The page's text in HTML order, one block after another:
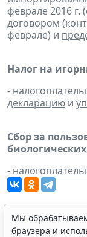
феврале 2016 г.
договором
феврале) и
Налог на
-
декларацию и
Сбор за
биологических
-
Мы
браузера и